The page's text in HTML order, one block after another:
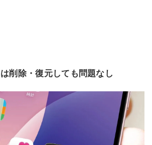
削除・復元しても問題なし